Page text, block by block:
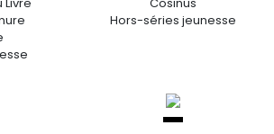
Hors-séries jeunesse